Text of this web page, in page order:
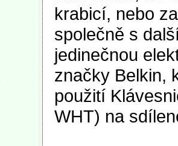
krabicí, nebo
společně s
jedinečnou
značky Belkin,
použití
WHT) na